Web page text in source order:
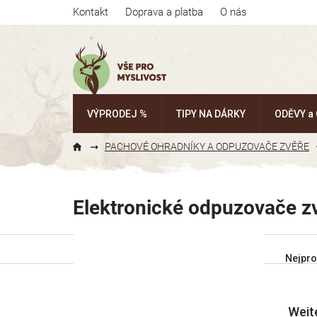
Kontakt Doprava a platba O nás
VÝPRODEJ % TIPY NA DÁRKY ODĚVY a
PACHOVÉ OHRADNÍKY A ODPUZOVAČE ZVĚŘE
Elektronické odpuzovače
o
a